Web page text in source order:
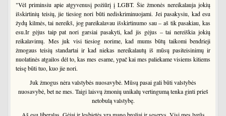
"Vėl priminsiu apie atgyvenusį požiūrį į LGBT. Šie žmonės nereikalauja jokių
išskirtinių teisių, jie tiesiog nori būti nediskriminuojami. Jei pasakysiu, kad esu
žydų kilmės, tai nereikš, jog pareikalavau išskirtinumo sau – aš tik pasakiau, kas
esu.Ir gėjus taip pat nori garsiai pasakyti, kad jis gėjus – tai nereiškia jokių
reikalavimų. Mes juk visi tiesiog norime, kad mums būtų taikomi bendrieji
žmogaus teisių standartai ir kad niekas nereikalautų iš mūsų pasiteisinimų ir
nuolatinės atgailos dėl to, kas mes esame, ypač kai mes paliekame visiems kitiems
teisę būti tuo, kuo jie nori.
Juk žmogus nėra valstybės nuosavybė. Mūsų pasai gali būti valstybės
nuosavybė, bet ne mes. Taigi laisvų žmonių unikalų vertingumą tenka ginti prieš
netobulą valstybę.